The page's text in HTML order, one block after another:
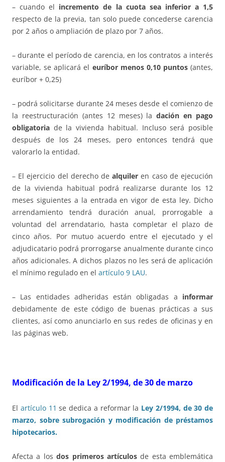
– cuando el incremento de la cuota sea inferior a 1,5
respecto de la previa, tan solo puede concederse carencia
por 2 años o ampliación de plazo por 7 años.
– durante el período de carencia, en los contratos a interés
variable, se aplicará el euríbor menos 0,10 puntos (antes,
euríbor + 0,25)
– podrá solicitarse durante 24 meses desde el comienzo de
la reestructuración (antes 12 meses) ladación en pago
obligatoria de la vivienda habitual. Incluso será posible
después de los 24 meses, pero entonces tendrá que
valorarlo la entidad.
– El ejercicio del derecho dealquiler en caso de ejecución
de la vivienda habitual podrá realizarse durante los 12
meses siguientes a la entrada en vigor de esta ley. Dicho
arrendamiento tendrá duración anual, prorrogable a
voluntad del arrendatario, hasta completar el plazo de
cinco años. Por mutuo acuerdo entre el ejecutado y el
adjudicatario podrá prorrogarse anualmente durante cinco
años adicionales. A dichos plazos no les será de aplicación
el mínimo regulado en el artículo 9 LAU.
– Las entidades adheridas están obligadas a informar
debidamente de este código de buenas prácticas a sus
clientes, así como anunciarlo en sus redes de oficinas y en
las páginas web.
Modificación de la Ley 2/1994, de 30 de marzo
El artículo 11 se dedica a reformar la Ley 2/1994, de 30 de
marzo, sobre subrogación y modificación de préstamos
hipotecarios.
Afecta a losdos primeros artículosde esta emblemática